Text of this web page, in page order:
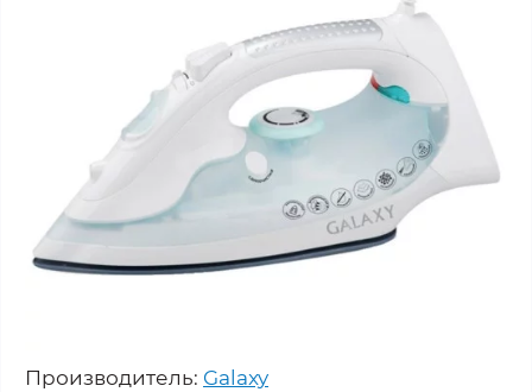
Производитель: Galaxy